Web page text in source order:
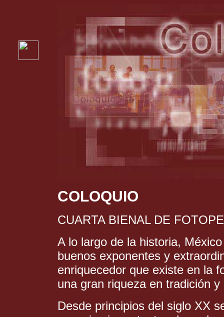
COLOQUIO
CUARTA BIENAL DE
A lo largo de la historia,
buenos exponentes y
enriquecedor que existe en la
una gran riqueza en tradición
Desde principios del siglo XX